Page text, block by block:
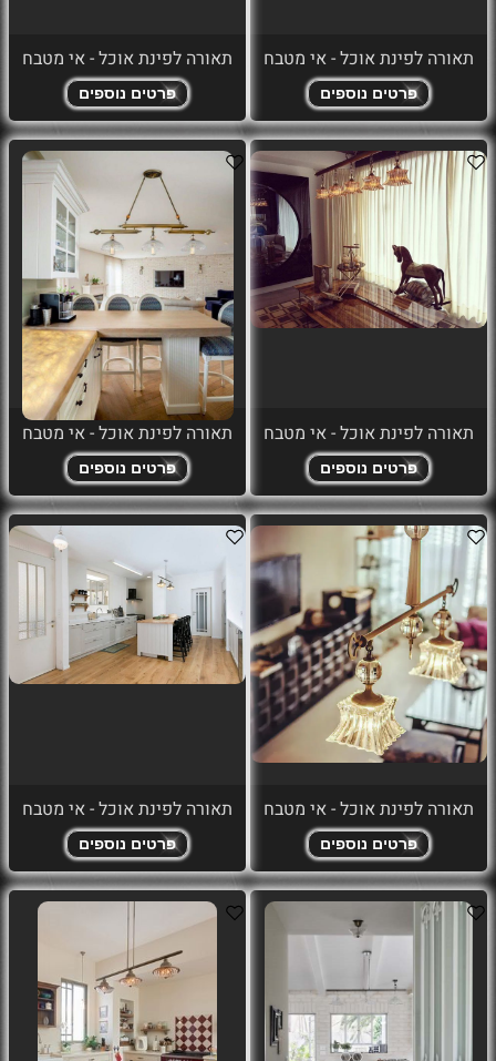
תאורה לפינת אוכל - אי מטבח
פרטים נוספים
תאורה לפינת אוכל - אי מטבח
פרטים נוספים
תאורה לפינת אוכל - אי מטבח
פרטים נוספים
תאורה לפינת אוכל - אי מטבח
פרטים נוספים
תאורה לפינת אוכל - אי מטבח
פרטים נוספים
תאורה לפינת אוכל - אי מטבח
פרטים נוספים